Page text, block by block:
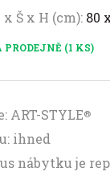
Š x H (cm): 80
(1 KS)
ART-STYLE®
ihned
nábytku je